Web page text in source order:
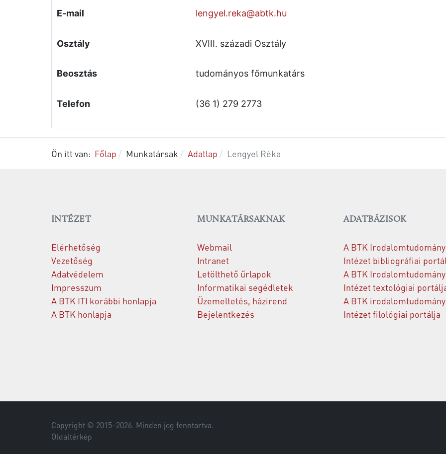
E-mail lengyel.reka@abtk.hu
Osztály XVIII. századi Osztály
Beosztás tudományos főmunkatárs
Telefon (36 1) 279 2773
Ön itt van: Főlap Munkatársak Adatlap Lengyel Réka
INTÉZET
Elérhetőség
Vezetőség
Adatvédelem
Impresszum
A BTK ITI korábbi honlapja
A BTK honlapja
MUNKATÁRSAKNAK
Webmail
Intranet
Letölthető űrlapok
Informatikai segédletek
Üzemeltetés, házirend
Bejelentkezés
ADATBÁZISOK
A BTK
Intézet bibliográfiai
A BTK
Intézet textológiai
A BTK
Intézet filológiai portálja
Copyright © 2015–2026. Minden jog fenntartva.
Oldaltérkép